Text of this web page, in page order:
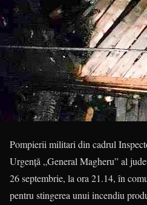
Pompierii militari din cadrul
Urgență „General Magheru” al
26 septembrie, la ora 21.14, în
pentru stingerea unui incendiu